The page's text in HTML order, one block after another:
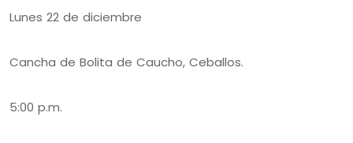
Lunes 22 de diciembre
Cancha de Bolita de Caucho, Ceballos.
5:00 p.m.